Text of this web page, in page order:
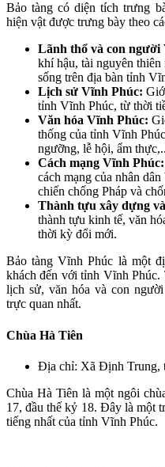
Bảo tàng có diện tích trưng
hiện vật được trưng bày theo
Lãnh thổ và con người
khí hậu, tài nguyên thiên
sống trên địa bàn tỉnh
Lịch sử Vĩnh Phúc:
tỉnh Vĩnh Phúc, từ thời
Văn hóa Vĩnh Phúc:
thống của tỉnh Vĩnh
ngưỡng, lễ hội, ẩm
Cách mạng Vĩnh Phúc:
cách mạng của nhân
chiến chống Pháp và
Thành tựu xây dựng
thành tựu kinh tế, văn
thời kỳ đổi mới.
Bảo tàng Vĩnh Phúc là một
khách đến với tỉnh Vĩnh Phúc.
lịch sử, văn hóa và con
trực quan nhất.
Chùa Hà Tiên
Địa chỉ: Xã Định Trung,
Chùa Hà Tiên là một ngôi
17, đầu thế kỷ 18. Đây là một
tiếng nhất của tỉnh Vĩnh Phúc.